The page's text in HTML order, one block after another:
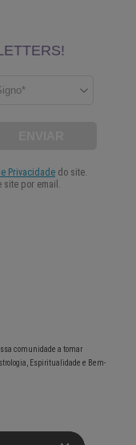
comunidade a tomar
Espiritualidade e Bem-